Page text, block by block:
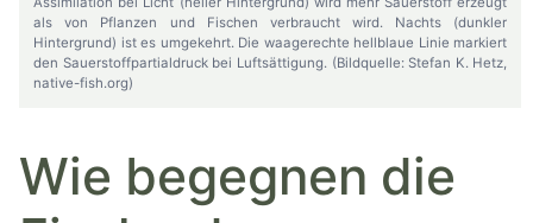
als von Pflanzen und Fischen verbraucht wird. Nachts (dunkler
Hintergrund) ist es umgekehrt. Die waagerechte hellblaue Linie markiert
den Sauerstoffpartialdruck bei Luftsättigung. (Bildquelle: Stefan K. Hetz,
native-fish.org)
Wie begegnen die